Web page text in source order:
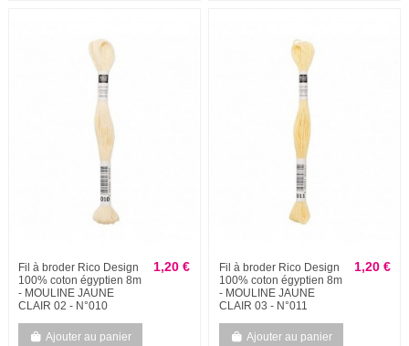
Fil à broder Rico Design
100% coton égyptien 8m
- MOULINE JAUNE
CLAIR 02 - N°010
1,20 €
Ajouter au panier
Fil à broder Rico Design
100% coton égyptien 8m
- MOULINE JAUNE
CLAIR 03 - N°011
1,20 €
Ajouter au panier